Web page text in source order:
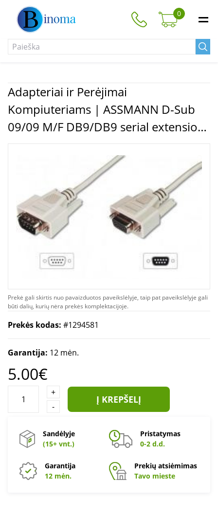
0
Adapteriai ir Perėjimai
Kompiuteriams | ASSMANN D-Sub
09/09 M/F DB9/DB9 serial extension
cable 2.0m, AK-610203-020-E
Prekė gali skirtis nuo pavaizduotos paveikslėlyje, taip pat paveikslėlyje gali
būti dalių, kurių nėra prekės komplektacijoje.
Prekės kodas: #1294581
Garantija: 12 mėn.
5.00€
+
-
Į KREPŠELĮ
Sandėlyje
(15+ vnt.)
Pristatymas
0-2 d.d.
Garantija
12 mėn.
Prekių atsiėmimas
Tavo mieste